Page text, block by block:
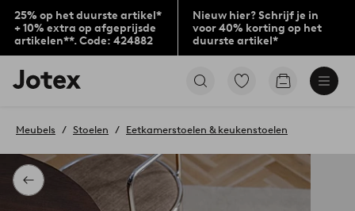
25% op het duurste artikel*
+ 10% extra op afgeprijsde
artikelen**. Code: 424882
Nieuw hier? Schrijf je in
voor 40% korting op het
duurste artikel*
Jotex
logo
to
home
page
Ga
gemarkeerde
Go
Terug
Meubels Stoelen Eetkamerstoelen & keukenstoelen